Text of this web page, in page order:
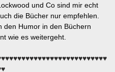
und Co sind mir echt
die Bücher nur empfehlen.
den Humor in den Büchern
wie es weitergeht.